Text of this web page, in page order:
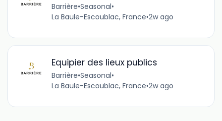
Barrière•Seasonal•
La Baule-Escoublac, France•2w ago
Equipier des lieux publics
Barrière•Seasonal•
La Baule-Escoublac, France•2w ago